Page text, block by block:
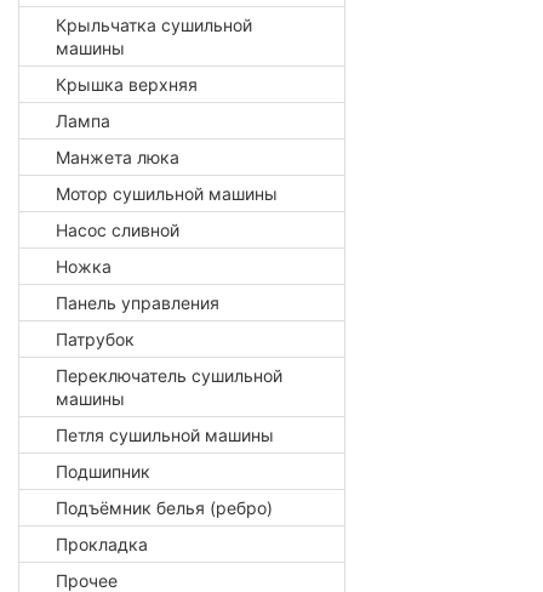
Крыльчатка сушильной
машины
Крышка верхняя
Лампа
Манжета люка
Мотор сушильной машины
Насос сливной
Ножка
Панель управления
Патрубок
Переключатель сушильной
машины
Петля сушильной машины
Подшипник
Подъёмник белья (ребро)
Прокладка
Прочее